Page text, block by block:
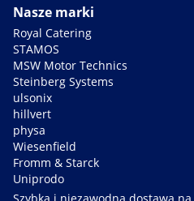
Nasze marki
Royal Catering
STAMOS
MSW Motor Technics
Steinberg Systems
ulsonix
hillvert
physa
Wiesenfield
Fromm & Starck
Uniprodo